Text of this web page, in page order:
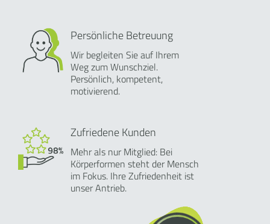
Persönliche Betreuung
Wir begleiten Sie auf Ihrem
Weg zum Wunschziel.
Persönlich, kompetent,
motivierend.
Zufriedene Kunden
Mehr als nur Mitglied: Bei
Körperformen steht der Mensch
im Fokus. Ihre Zufriedenheit ist
unser Antrieb.